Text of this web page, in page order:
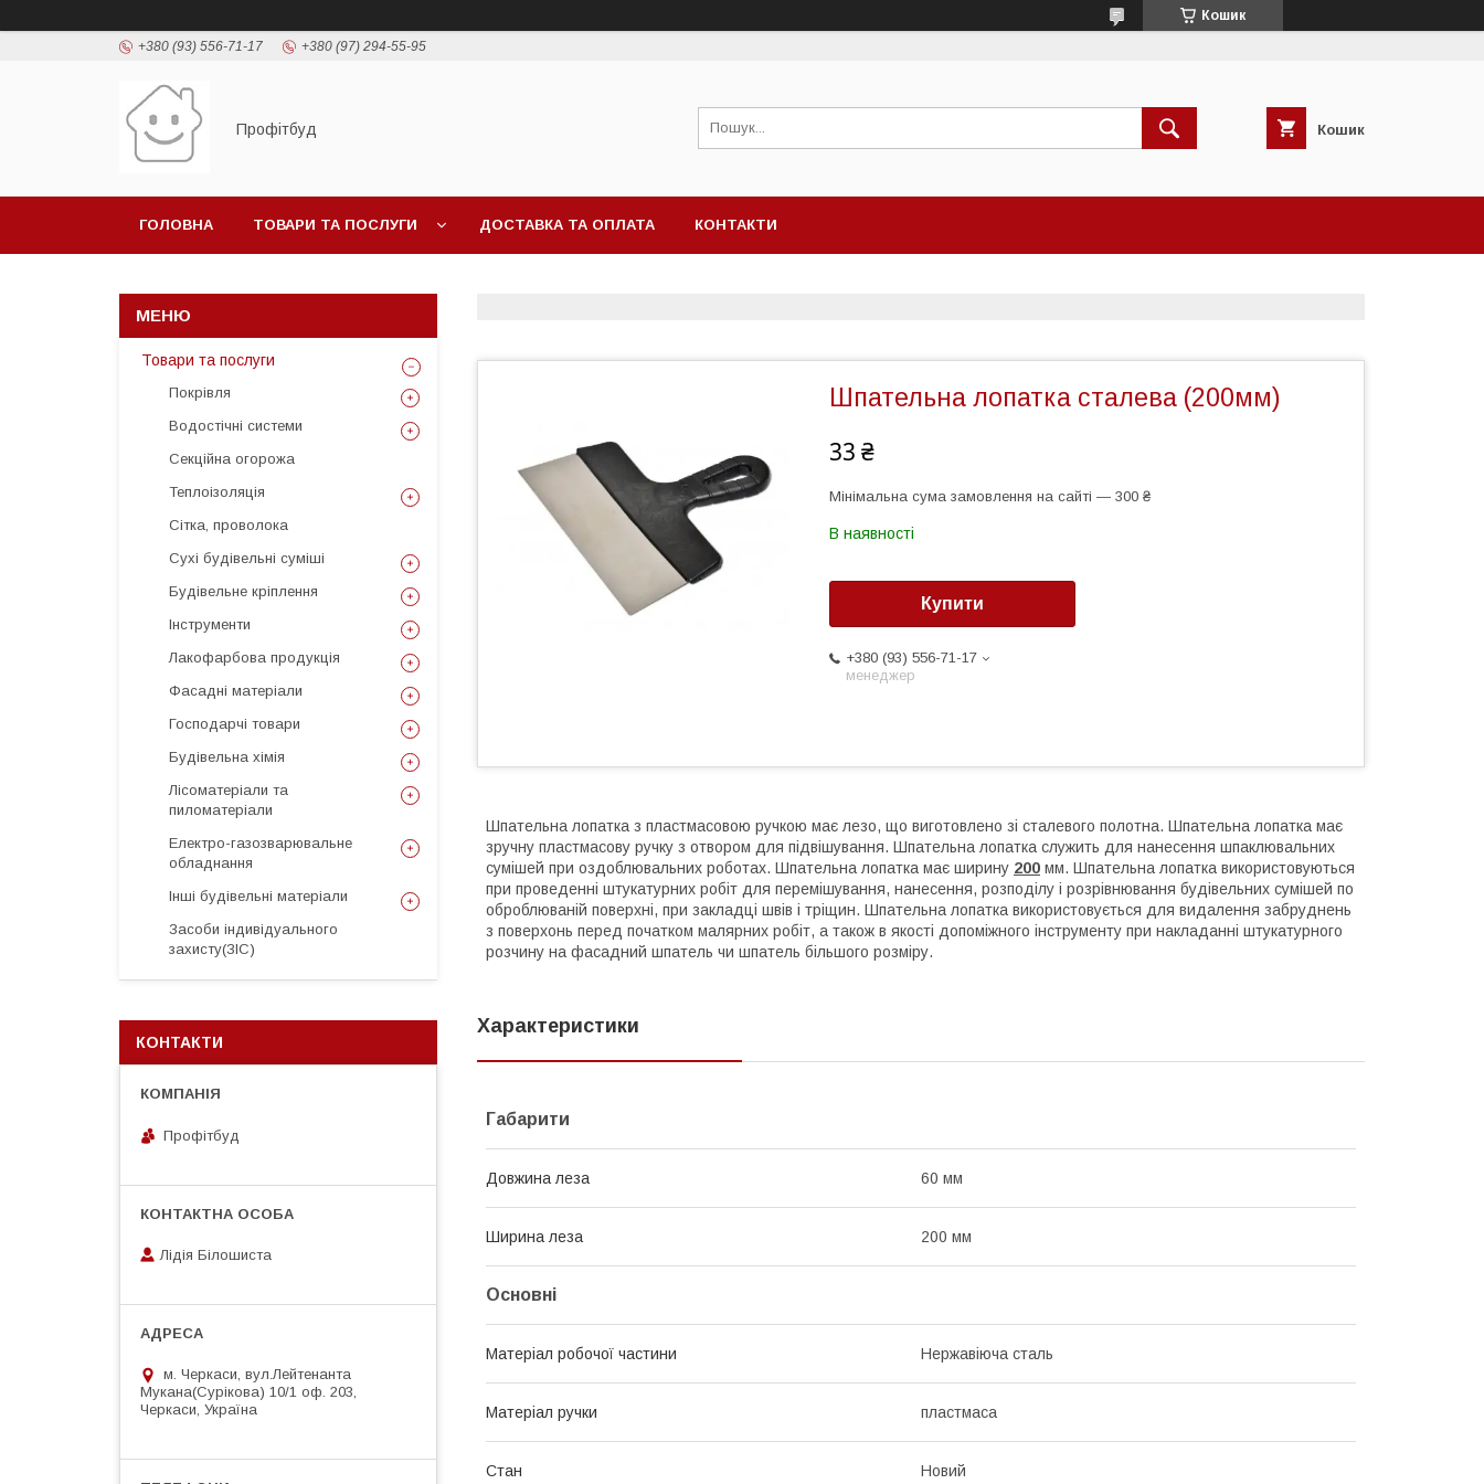
Кошик
+380 (93) 556-71-17 +380 (97) 294-55-95
Профітбуд Кошик
ГОЛОВНА ТОВАРИ ТА ПОСЛУГИ ДОСТАВКА ТА ОПЛАТА КОНТАКТИ
Шпательна лопатка сталева (200мм)
33 ₴
Мінімальна сума замовлення на сайті — 300 ₴
В наявності
Купити
+380 (93) 556-71-17
менеджер
Шпательна лопатка з пластмасовою ручкою має лезо, що виготовлено зі сталевого полотна. Шпательна лопатка має
зручну пластмасову ручку з отвором для підвішування. Шпательна лопатка служить для нанесення шпаклювальних
сумішей при оздоблювальних роботах. Шпательна лопатка має ширину 200 мм. Шпательна лопатка використовуються
при проведенні штукатурних робіт для перемішування, нанесення, розподілу і розрівнювання будівельних сумішей по
оброблюваній поверхні, при закладці швів і тріщин. Шпательна лопатка використовується для видалення забруднень
з поверхонь перед початком малярних робіт, а також в якості допоміжного інструменту при накладанні штукатурного
розчину на фасадний шпатель чи шпатель більшого розміру.
Характеристики
Габарити
Довжина леза 60 мм
Ширина леза 200 мм
Основні
Матеріал робочої частини Нержавіюча сталь
Матеріал ручки пластмаса
Стан Новий
Товари та послуги
Покрівля
Водостічні системи
Секційна огорожа
Теплоізоляція
Сітка, проволока
Сухі будівельні суміші
Будівельне кріплення
Інструменти
Лакофарбова продукція
Фасадні матеріали
Господарчі товари
Будівельна хімія
Лісоматеріали та
пиломатеріали
Електро-газозварювальне
обладнання
Інші будівельні матеріали
Засоби індивідуального
захисту(ЗІС)
КОНТАКТИ
Профітбуд
Лідія Білошиста
м. Черкаси, вул.Лейтенанта
Мукана(Сурікова) 10/1 оф. 203,
Черкаси, Україна